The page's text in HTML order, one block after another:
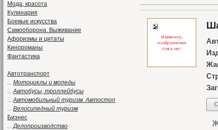
Мода, красота
Кулинария
Боевые искусства
Самооборона. Выживание
Афоризмы и цитаты
Кинороманы
Фантастика
Автотранспорт
... Мотоциклы и мопеды
...Автобусы, троллейбусы
...Автомобильный туризм. Автостоп
... Велосипедный туризм
Бизнес
...Делопроизводство